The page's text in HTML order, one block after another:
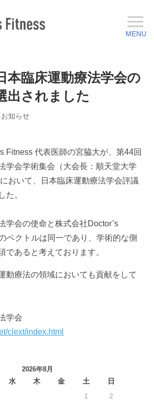
本臨床運動療法学会の
出されました
お知らせ
Fitness 代表医師の宮脇大が、第44回
学会学術集会（大会長：順天堂大学
おいて、日本臨床運動療法学会評議
た。
学会の使命と株式会社Doctor’s
ベクトルは同一であり、学術的な側
であると考えております。
動療法の領域においても貢献をして
学会
clext/index.html
2026年8月
水 木 金 土
日
1
2